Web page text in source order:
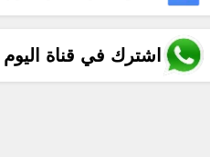
اشترك في قناة